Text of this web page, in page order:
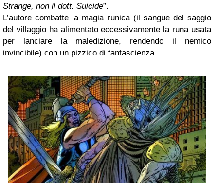
Strange, non il dott. Suicide”.
L’autore combatte la magia runica (il sangue del saggio
del villaggio ha alimentato eccessivamente la runa usata
per lanciare la maledizione, rendendo il nemico
invincibile) con un pizzico di fantascienza.